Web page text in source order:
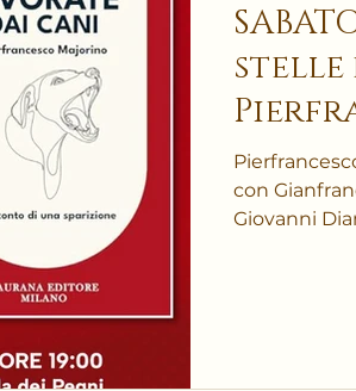
stelle
con Gianfranco Bettin. Ad
Giovanni